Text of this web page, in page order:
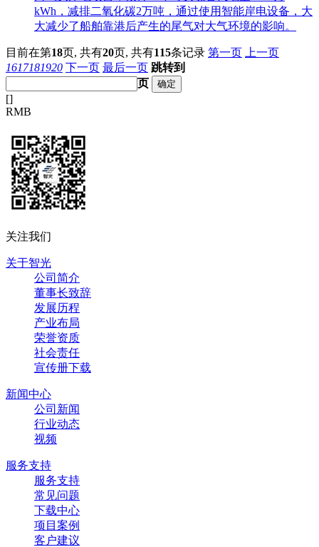
kWh，减排二氧化碳2万吨，通过使用智能岸电设备，大
大减少了船舶靠港后产生的尾气对大气环境的影响。
目前在第18页, 共有20页, 共有115条记录 第一页
上一页
1617181920 下一页 最后一页 跳转到
页
[]
RMB
关注我们
关于智光
公司简介
董事长致辞
发展历程
产业布局
荣誉资质
社会责任
宣传册下载
新闻中心
公司新闻
行业动态
视频
服务支持
服务支持
常见问题
下载中心
项目案例
客户建议